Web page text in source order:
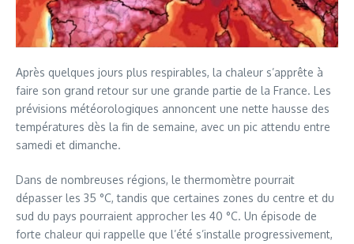
Après quelques jours plus respirables, la chaleur s’apprête à
faire son grand retour sur une grande partie de la France. Les
prévisions météorologiques annoncent une nette hausse des
températures dès la fin de semaine, avec un pic attendu entre
samedi et dimanche.
Dans de nombreuses régions, le thermomètre pourrait
dépasser les 35 °C, tandis que certaines zones du centre et du
sud du pays pourraient approcher les 40 °C. Un épisode de
forte chaleur qui rappelle que l’été s’installe progressivement,